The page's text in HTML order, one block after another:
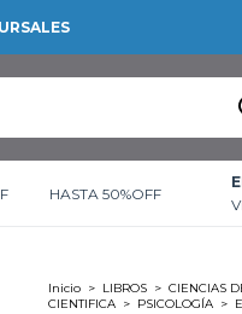
HASTA 50%OFF
Inicio > LIBROS > CIENCIAS
CIENTIFICA > PSICOLOGÍA >